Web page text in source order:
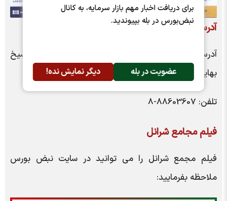
برای دریافت اخبار مهم بازار سرمایه، به کانال
نبض‌بورس در بله بپیوندید.
عضویت در بله دیگر نمایش نده!
آدرس و تلفن امور سهام شرانل
آدرس امور سهام: میدان ونک-خیابان ملاصدرا بعد از شیخ
بهایی پلاک 197
تلفن: 88603607-8
فیلم مجامعشرانل
فیلم مجمع شرانل را می توانید در سایت نبض بورس
ملاحظه بفرمایید: